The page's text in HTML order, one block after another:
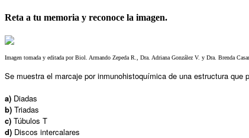
Reta a tu memoria y reconoce la imagen.
Imagen tomada y editada por Biol. Armando Zepeda R., Dra. Adriana González V. y Dra. Brenda
Se muestra el marcaje por inmunohistoquímica de una estructura
a) Diadas
b) Triadas
c) Túbulos T
d) Discos intercalares